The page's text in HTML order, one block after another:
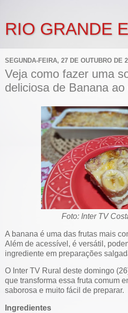
RIO GRANDE
SEGUNDA-FEIRA, 27 DE OUTUBRO DE
Veja como fazer uma
deliciosa de Banana ao
Foto: Inter TV
A banana é uma das frutas mais
Além de acessível, é versátil,
ingrediente em preparações
O Inter TV Rural deste domingo
que transforma essa fruta comum
saborosa e muito fácil de preparar.
Ingredientes